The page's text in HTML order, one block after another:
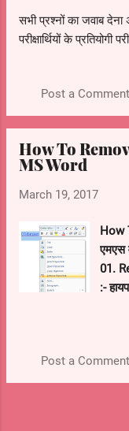
सभी प्रश्नों का जवाब
परीक्षार्थियों के
साथियो के साथ यह
लिए प्रेरित करे तथा इसे
Post a Comment
How To
MS Word
March 19, 2017
How
एमएस
01.
:-
1.
2.
Post a Comment